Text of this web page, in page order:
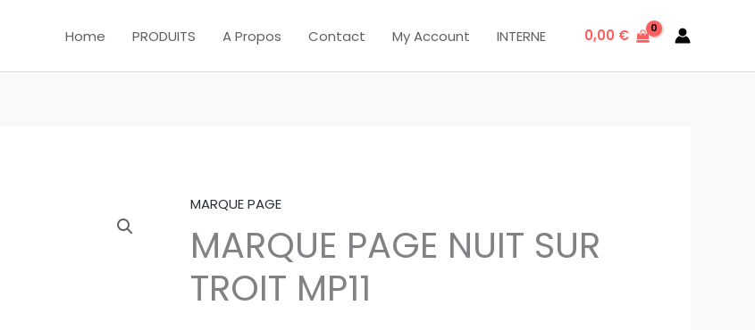
Home PRODUITS A Propos Contact My Account INTERNE 0,00 €
MARQUE PAGE
MARQUE PAGE NUIT SUR
TROIT MP11
quantité
de
MARQUE
PAGE
NUIT